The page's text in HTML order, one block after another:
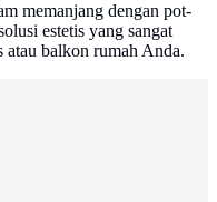
memanjang dengan pot-
estetis yang sangat
atau balkon rumah Anda.